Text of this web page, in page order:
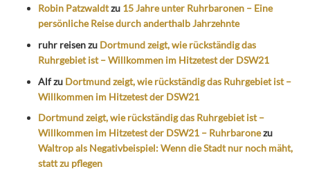
Robin Patzwaldtzu 15 Jahre unter Ruhrbaronen – Eine
persönliche Reise durch anderthalb Jahrzehnte
ruhr reisenzu Dortmund zeigt, wie rückständig das
Ruhrgebiet ist – Willkommen im Hitzetest der DSW21
Alfzu Dortmund zeigt, wie rückständig das Ruhrgebiet ist –
Willkommen im Hitzetest der DSW21
Dortmund zeigt, wie rückständig das Ruhrgebiet ist –
Willkommen im Hitzetest der DSW21 – Ruhrbaronezu
Waltrop als Negativbeispiel: Wenn die Stadt nur noch mäht,
statt zu pflegen